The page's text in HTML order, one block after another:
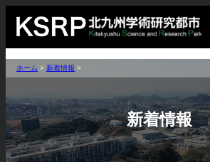
ホーム >新着情報 >
新着情報